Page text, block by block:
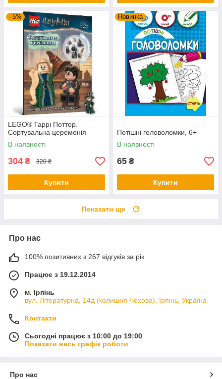
–5%
LEGO® Гаррі Поттер.
Сортувальна церемонія
В наявності
304 ₴ 320 ₴
Купити
Новинка
Потішні головоломки, 6+
В наявності
65 ₴
Купити
Показати ще
Про нас
100% позитивних з 267 відгуків за рік
Працює з 19.12.2014
м. Ірпінь
вул. Літературна, 14д (колишня Чехова), Ірпінь, Україна
Контакти
Сьогодні працює з 10:00 до 19:00
Показати весь графік роботи
Про нас